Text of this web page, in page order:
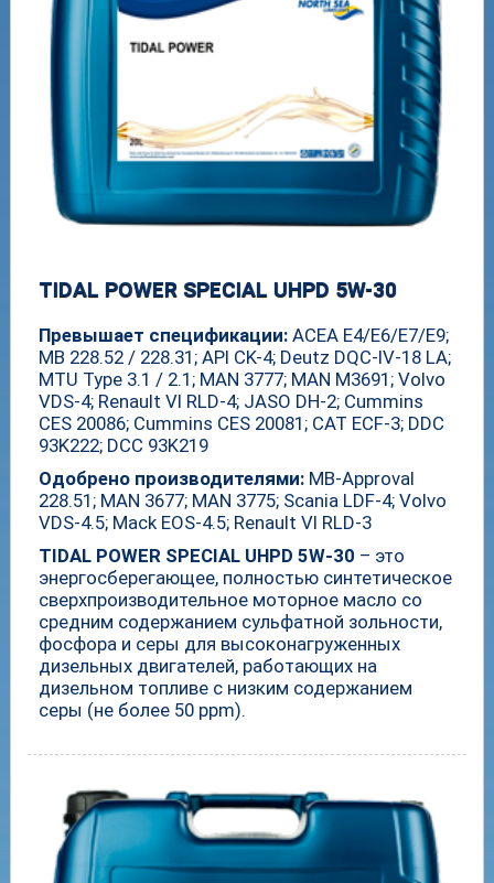
TIDAL POWER SPECIAL UHPD 5W-30
Превышает спецификации:ACEA E4/E6/E7/E9;
MB 228.52 / 228.31; API CK-4; Deutz DQC-IV-18 LA;
MTU Type 3.1 / 2.1; MAN 3777; MAN M3691; Volvo
VDS-4; Renault VI RLD-4; JASO DH-2; Cummins
CES 20086; Cummins CES 20081; CAT ECF-3; DDC
93K222; DCC 93K219
Одобрено производителями:MB-Approval
228.51; MAN 3677; MAN 3775; Scania LDF-4; Volvo
VDS-4.5; Mack EOS-4.5; Renault VI RLD-3
TIDAL POWER SPECIAL UHPD 5W-30 – это
энергосберегающее, полностью синтетическое
сверхпроизводительное моторное масло cо
средним содержанием сульфатной зольности,
фосфора и серы для высоконагруженных
дизельных двигателей, работающих на
дизельном топливе с низким содержанием
серы (не более 50 ppm).